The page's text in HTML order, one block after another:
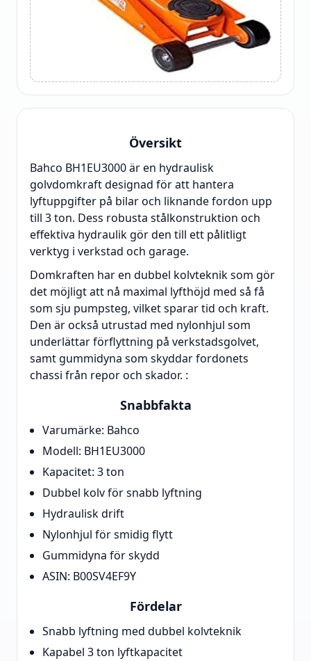
Översikt
Bahco BH1EU3000 är en hydraulisk
golvdomkraft designad för att hantera
lyftuppgifter på bilar och liknande fordon upp
till 3 ton. Dess robusta stålkonstruktion och
effektiva hydraulik gör den till ett pålitligt
verktyg i verkstad och garage.
Domkraften har en dubbel kolvteknik som gör
det möjligt att nå maximal lyfthöjd med så få
som sju pumpsteg, vilket sparar tid och kraft.
Den är också utrustad med nylonhjul som
underlättar förflyttning på verkstadsgolvet,
samt gummidyna som skyddar fordonets
chassi från repor och skador. :
Snabbfakta
Varumärke: Bahco
Modell: BH1EU3000
Kapacitet: 3 ton
Dubbel kolv för snabb lyftning
Hydraulisk drift
Nylonhjul för smidig flytt
Gummidyna för skydd
ASIN: B00SV4EF9Y
Fördelar
Snabb lyftning med dubbel kolvteknik
Kapabel 3 ton lyftkapacitet